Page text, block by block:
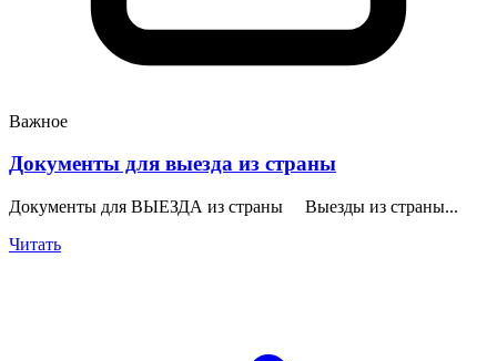
Важное
Документы для выезда из страны
Документы для ВЫЕЗДА из страны Выезды из страны...
Читать